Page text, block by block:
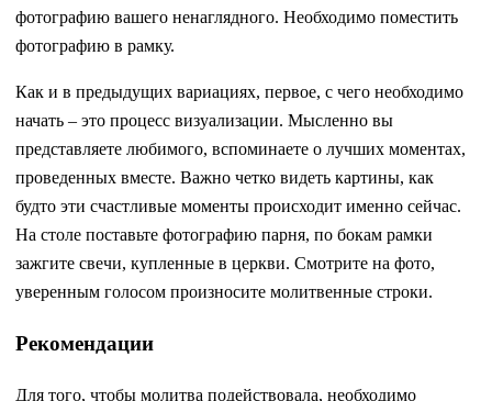
фотографию вашего ненаглядного. Необходимо поместить
фотографию в рамку.
Как и в предыдущих вариациях, первое, с чего необходимо
начать – это процесс визуализации. Мысленно вы
представляете любимого, вспоминаете о лучших моментах,
проведенных вместе. Важно четко видеть картины, как
будто эти счастливые моменты происходит именно сейчас.
На столе поставьте фотографию парня, по бокам рамки
зажгите свечи, купленные в церкви. Смотрите на фото,
уверенным голосом произносите молитвенные строки.
Рекомендации
Для того, чтобы молитва подействовала, необходимо